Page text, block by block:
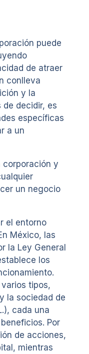
puede
de atraer
conlleva
y la
decidir, es
específicas
a un
corporación y
un negocio
el entorno
México, las
la Ley General
los
tipos,
la sociedad de
cada una
Por
de acciones,
mientras